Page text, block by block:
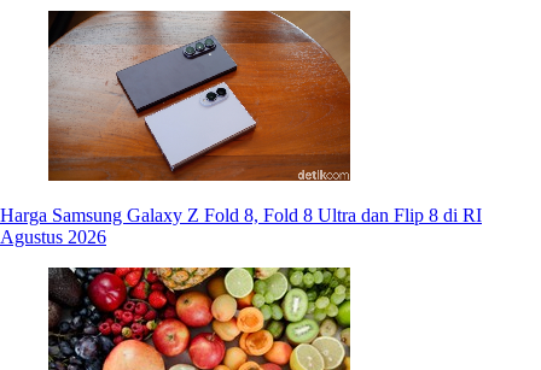
Harga Samsung Galaxy Z Fold 8, Fold 8 Ultra dan Flip 8 di RI
Agustus 2026